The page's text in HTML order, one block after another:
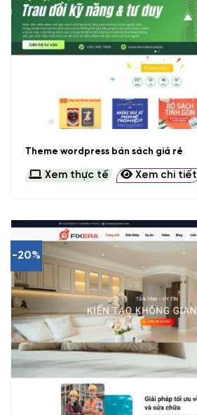
Theme wordpress bán sách giá rẻ
Xem thực tế Xem chi tiết
-20%